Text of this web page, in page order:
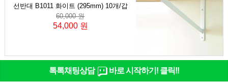
선반대 B1011 화이트 (295mm) 10개/갑
60,000 원
54,000 원
톡톡채팅상담 바로 시작하기! 클릭!!